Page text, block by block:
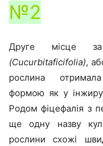
№2
Друге місце
(Cucurbitaficifolia),
рослина
формою як у
Родом фіцефалія з
ще одну назву
рослини схожі